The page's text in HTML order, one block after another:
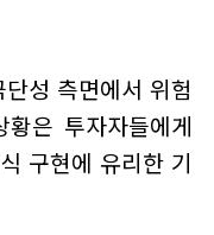
성 측면에서 위험
은 투자자들에게
구현에 유리한 기